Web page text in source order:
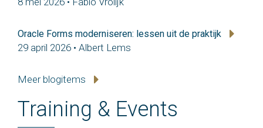
Oracle Forms moderniseren: lessen uit de praktijk
29 april 2026 • Albert Lems
Meer blogitems
Training & Events